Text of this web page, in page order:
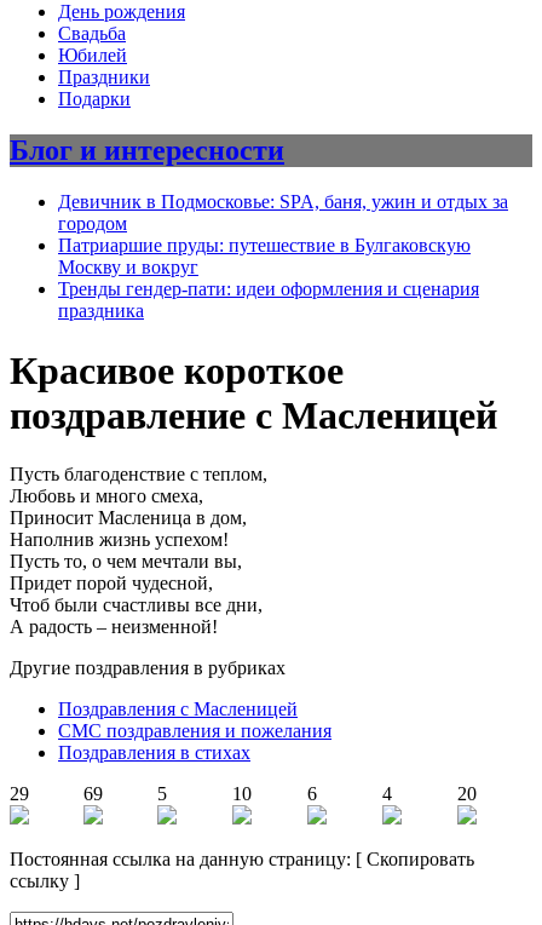
День рождения
Свадьба
Юбилей
Праздники
Подарки
Блог и интересности
Девичник в Подмосковье: SPA, баня, ужин и отдых за
городом
Патриаршие пруды: путешествие в Булгаковскую
Москву и вокруг
Тренды гендер-пати: идеи оформления и сценария
праздника
Красивое короткое
поздравление с Масленицей
Пусть благоденствие с теплом,
Любовь и много смеха,
Приносит Масленица в дом,
Наполнив жизнь успехом!
Пусть то, о чем мечтали вы,
Придет порой чудесной,
Чтоб были счастливы все дни,
А радость – неизменной!
Другие поздравления в рубриках
Поздравления с Масленицей
СМС поздравления и пожелания
Поздравления в стихах
29
69 5 10 6 4 20
Постоянная ссылка на данную страницу: [ Скопировать
ссылку ]